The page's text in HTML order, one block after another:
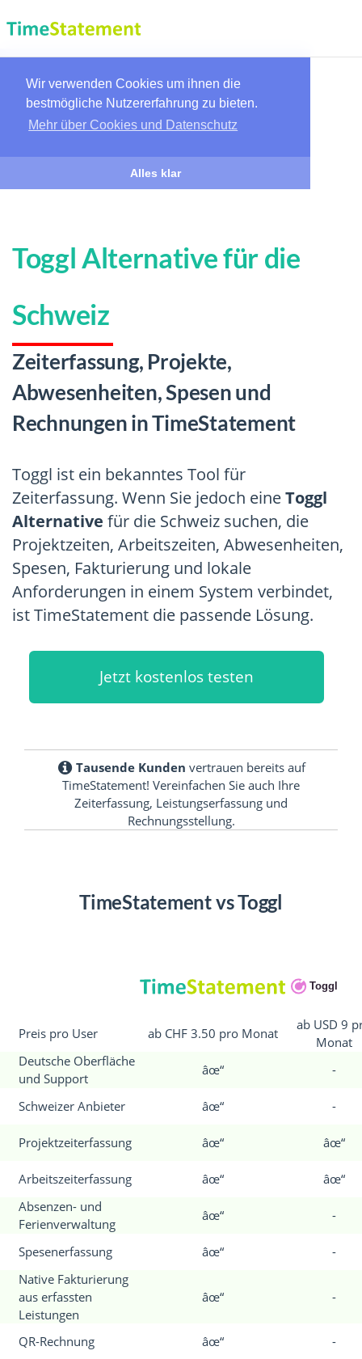
Wir verwenden Cookies um ihnen die
bestmögliche Nutzererfahrung zu bieten.
Mehr über Cookies und Datenschutz
Alles klar
Toggl Alternative für die
Schweiz
Zeiterfassung, Projekte,
Abwesenheiten, Spesen und
Rechnungen in TimeStatement
Toggl ist ein bekanntes Tool für
Zeiterfassung. Wenn Sie jedoch eineToggl
Alternative für die Schweiz suchen, die
Projektzeiten, Arbeitszeiten, Abwesenheiten,
Spesen, Fakturierung und lokale
Anforderungen in einem System verbindet,
ist TimeStatement die passende Lösung.
Jetzt kostenlos testen
Tausende Kunden vertrauen bereits auf
TimeStatement! Vereinfachen Sie auch Ihre
Zeiterfassung, Leistungserfassung und
Rechnungsstellung.
TimeStatement vs Toggl
Preis pro User ab CHF 3.50 pro Monat
ab USD 9
Monat
Deutsche Oberfläche
und Support
âœ“ -
Schweizer Anbieter âœ“ -
Projektzeiterfassung âœ“ âœ“
Arbeitszeiterfassung âœ“
âœ“
Absenzen- und
Ferienverwaltung
âœ“ -
Spesenerfassung âœ“
-
Native Fakturierung
aus erfassten
Leistungen
âœ“ -
QR-Rechnung âœ“
-